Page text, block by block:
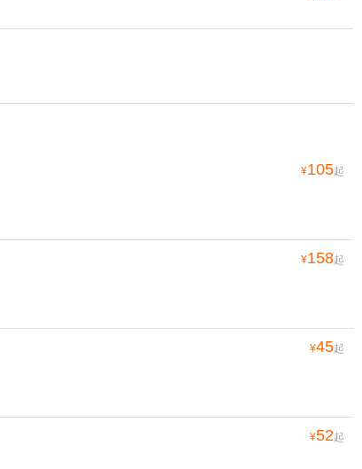
¥105起
¥158起
¥45起
¥52起